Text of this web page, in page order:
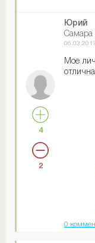
4
2
Юрий
Самара
Мое
0